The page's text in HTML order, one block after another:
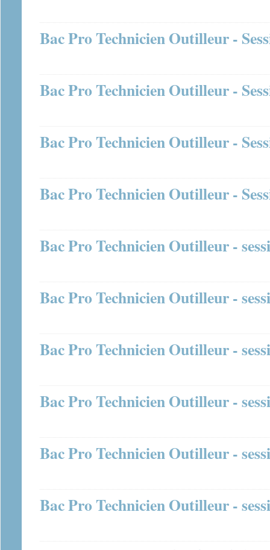
Bac Pro Technicien Outilleur -
Bac Pro Technicien Outilleur -
Bac Pro Technicien Outilleur -
Bac Pro Technicien Outilleur -
Bac Pro Technicien Outilleur -
Bac Pro Technicien Outilleur -
Bac Pro Technicien Outilleur -
Bac Pro Technicien Outilleur -
Bac Pro Technicien Outilleur -
Bac Pro Technicien Outilleur -